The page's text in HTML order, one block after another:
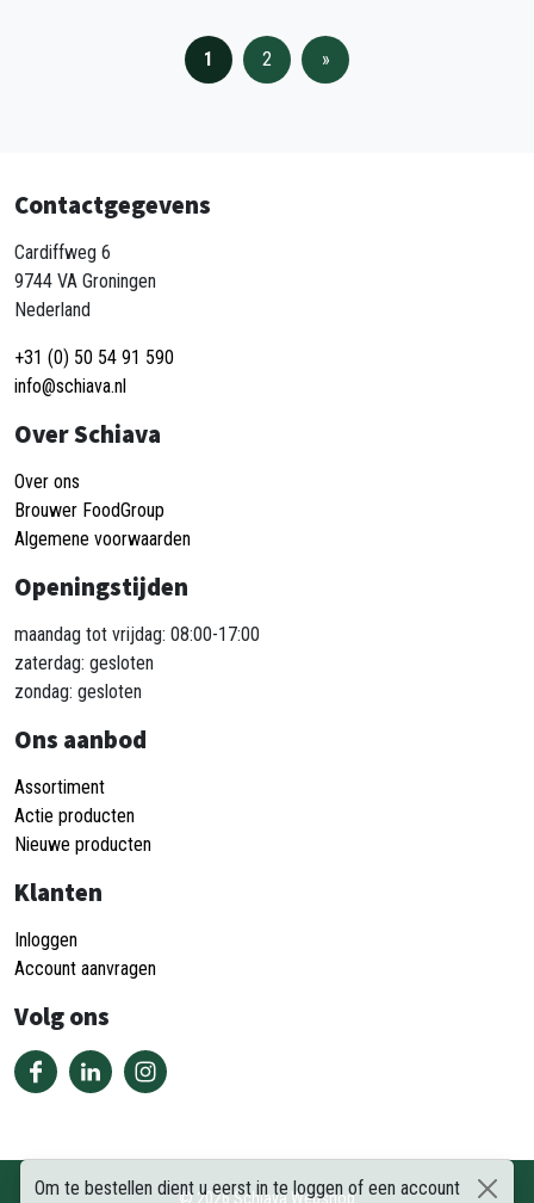
1 2 »
Om te bestellen dient u eerst in te loggen of een account
Contactgegevens
Cardiffweg 6
9744 VA Groningen
Nederland
+31 (0) 50 54 91 590
info@schiava.nl
Over Schiava
Over ons
Brouwer FoodGroup
Algemene voorwaarden
Openingstijden
maandag tot vrijdag: 08:00-17:00
zaterdag: gesloten
zondag: gesloten
Ons aanbod
Assortiment
Actie producten
Nieuwe producten
Klanten
Inloggen
Account aanvragen
Volg ons
©2026Schiava Webshop